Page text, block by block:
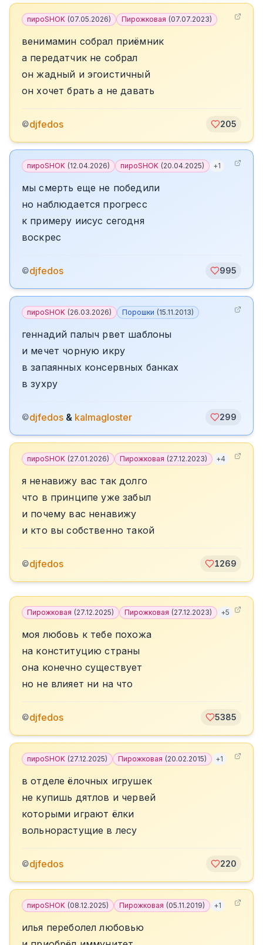
пироSHOK (07.05.2026) Пирожковая (07.07.2023)
венимамин собрал приёмник
а передатчик не собрал
он жадный и эгоистичный
он хочет брать а не давать
©djfedos 205
пироSHOK (12.04.2026) пироSHOK (20.04.2025) +1
мы смерть еще не победили
но наблюдается прогресс
к примеру иисус сегодня
воскрес
©djfedos 995
пироSHOK (26.03.2026) Порошки (15.11.2013)
геннадий палыч рвет шаблоны
и мечет чорную икру
в запаянных консервных банках
в зухру
©djfedos & kalmagloster 299
пироSHOK (27.01.2026) Пирожковая (27.12.2023) +4
я ненавижу вас так долго
что в принципе уже забыл
и почему вас ненавижу
и кто вы собственно такой
©djfedos 1269
Пирожковая (27.12.2025) Пирожковая (27.12.2023) +5
моя любовь к тебе похожа
на конституцию страны
она конечно существует
но не влияет ни на что
©djfedos 5385
пироSHOK (27.12.2025) Пирожковая (20.02.2015) +1
в отделе ёлочных игрушек
не купишь дятлов и червей
которыми играют ёлки
вольнорастущие в лесу
©djfedos 220
пироSHOK (08.12.2025) Пирожковая (05.11.2019) +1
илья переболел любовью